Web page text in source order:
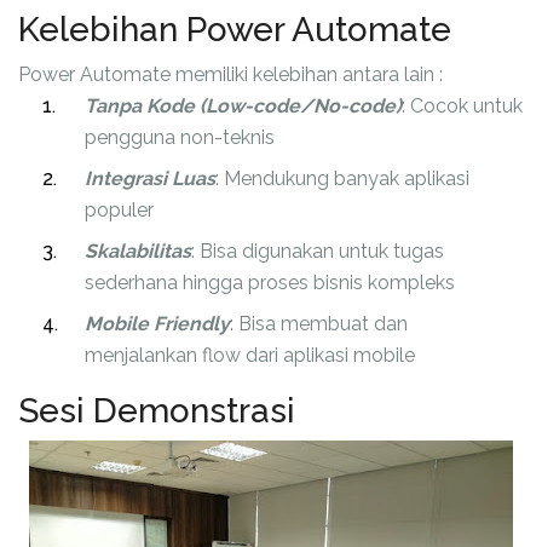
Kelebihan Power Automate
Power Automate memiliki kelebihan antara lain :
Tanpa Kode (Low-code/No-code): Cocok untuk
pengguna non-teknis
Integrasi Luas: Mendukung banyak aplikasi
populer
Skalabilitas: Bisa digunakan untuk tugas
sederhana hingga proses bisnis kompleks
Mobile Friendly: Bisa membuat dan
menjalankan flow dari aplikasi mobile
Sesi Demonstrasi